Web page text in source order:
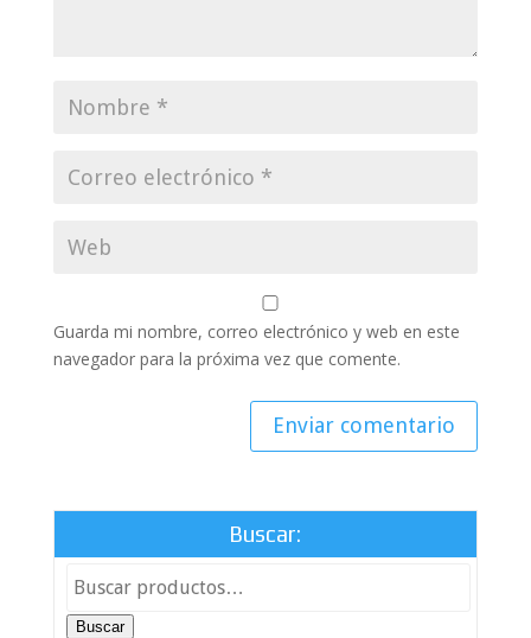
Guarda mi nombre, correo electrónico y web en este
navegador para la próxima vez que comente.
Buscar:
Buscar